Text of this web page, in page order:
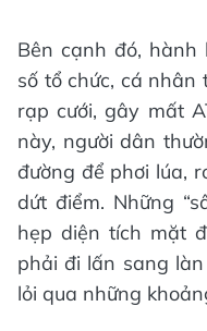
Bên cạnh đó,
số tổ chức, cá nhân
rạp cưới, gây mất
này, người dân
đường để phơi lúa,
dứt điểm. Những
hẹp diện tích mặt
phải đi lấn sang
lỏi qua những